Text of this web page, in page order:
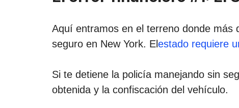
Aquí entramos en el terreno donde más
seguro en New York. Elestado requiere
Si te detiene la policía manejando sin
obtenida y la confiscación del vehículo.